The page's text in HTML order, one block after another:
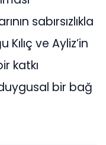
sabırsızlıkla
ve Ayliz’in
katkı
bir bağ